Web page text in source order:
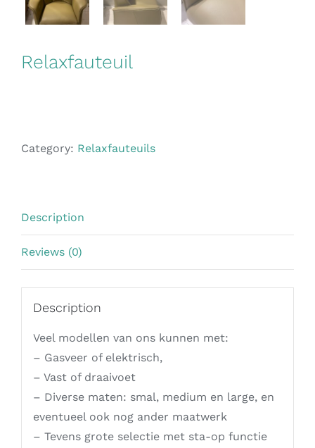
Relaxfauteuil
Category: Relaxfauteuils
Description
Reviews (0)
Description
Veel modellen van ons kunnen met:
– Gasveer of elektrisch,
– Vast of draaivoet
– Diverse maten: smal, medium en large, en
eventueel ook nog ander maatwerk
– Tevens grote selectie met sta-op functie